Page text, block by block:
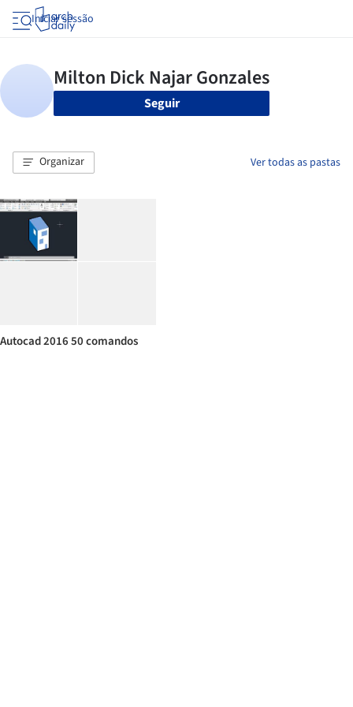
Iniciar sessão
Seguir
Organizar Ver todas as pastas
Autocad 2016 50 comandos